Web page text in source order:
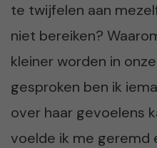
te twijfelen aan
niet bereiken?
kleiner worden in
gesproken ben ik
over haar gevoelens
voelde ik me geremd